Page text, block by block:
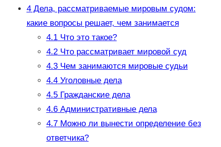
4Дела, рассматриваемые мировым судом:
какие вопросы решает, чем занимается
4.1Что это такое?
4.2Что рассматривает мировой суд
4.3Чем занимаются мировые судьи
4.4Уголовные дела
4.5Гражданские дела
4.6Административные дела
4.7Можно ли вынести определение без
ответчика?